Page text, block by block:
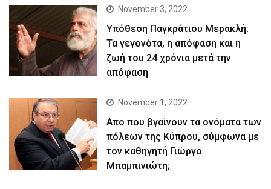
November 3, 2022
Yπόθεση Παγκράτιου Μερακλή:
Τα γεγονότα, η απόφαση και η
ζωή του 24 χρόνια μετά την
απόφαση
November 1, 2022
Απο που βγαίνουν τα ονόματα των
πόλεων της Κύπρου, σύμφωνα με
τον καθηγητή Γιώργο
Μπαμπινιώτη;